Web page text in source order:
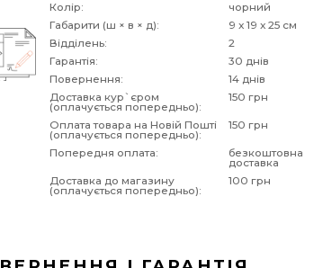
Колір:
чорний
Габарити (ш × в × д):
9 x 19 x 25 см
Відділень:
2
Гарантія:
30 днів
Повернення:
14 днів
Доставка кур`єром
(оплачується попередньо):
150 грн
Оплата товара на Новій Пошті
(оплачується попередньо):
150 грн
Попередня оплата: безкоштовна
доставка
Доставка до магазину
(оплачується попередньо):
100 грн